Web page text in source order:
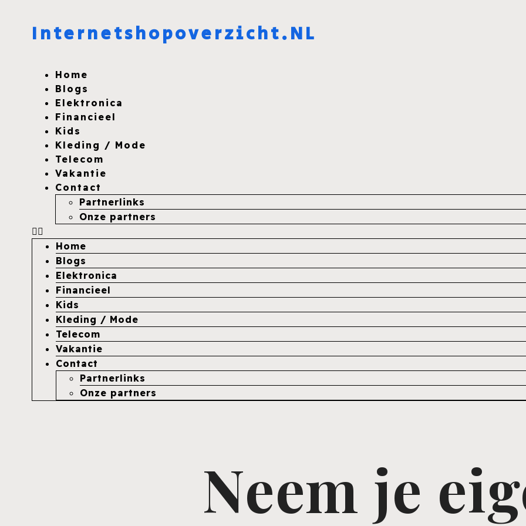
Internetshopoverzicht.NL
Home
Blogs
Elektronica
Financieel
Kids
Kleding / Mode
Telecom
Vakantie
Contact
Partnerlinks
Onze partners
Home
Blogs
Elektronica
Financieel
Kids
Kleding / Mode
Telecom
Vakantie
Contact
Partnerlinks
Onze partners
Neem je